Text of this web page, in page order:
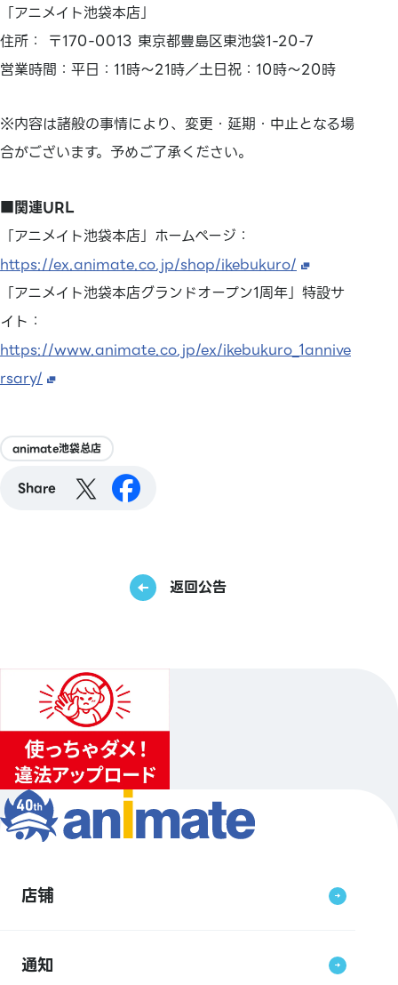
「アニメイト池袋本店」
住所： 〒170-0013 東京都豊島区東池袋1-20-7
営業時間：平日：11時～21時／土日祝：10時～20時
※内容は諸般の事情により、変更・延期・中止となる場
合がございます。予めご了承ください。
■関連URL
「アニメイト池袋本店」ホームページ：
https://ex.animate.co.jp/shop/ikebukuro/
「アニメイト池袋本店グランドオープン1周年」特設サ
イト：
https://www.animate.co.jp/ex/ikebukuro_1annive
rsary/
animate池袋总店
Share
返回公告
店铺
通知